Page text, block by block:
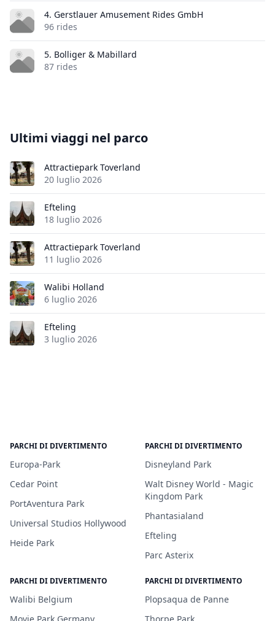
4. Gerstlauer Amusement Rides GmbH
96 rides
5. Bolliger & Mabillard
87 rides
Ultimi viaggi nel parco
Attractiepark Toverland
20 luglio 2026
Efteling
18 luglio 2026
Attractiepark Toverland
11 luglio 2026
Walibi Holland
6 luglio 2026
Efteling
3 luglio 2026
PARCHI DI DIVERTIMENTO
Europa-Park
Cedar Point
PortAventura Park
Universal Studios Hollywood
Heide Park
PARCHI DI DIVERTIMENTO
Disneyland Park
Walt Disney World - Magic
Kingdom Park
Phantasialand
Efteling
Parc Asterix
PARCHI DI DIVERTIMENTO
Walibi Belgium
PARCHI DI DIVERTIMENTO
Plopsaqua de Panne